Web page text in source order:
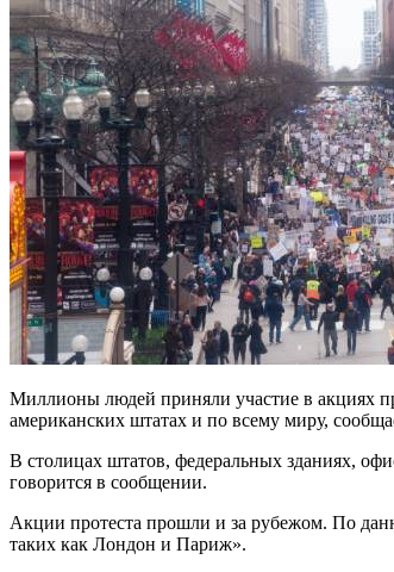
Миллионы людей приняли участие в акциях
американских штатах и по всему миру,
В столицах штатов, федеральных зданиях,
говорится в сообщении.
Акции протеста прошли и за рубежом. По
таких как Лондон и Париж».